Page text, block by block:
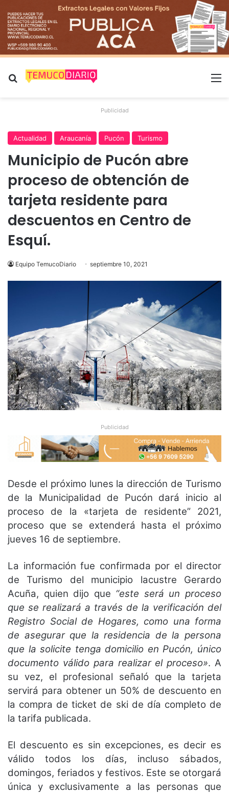
Buscar por
Publicidad
Actualidad Araucanía Pucón Turismo
Municipio de Pucón abre
proceso de obtención de
tarjeta residente para
descuentos en Centro de
Esquí.
Equipo TemucoDiario septiembre 10, 2021
Publicidad
Desde el próximo lunes la dirección de Turismo
de la Municipalidad de Pucón dará inicio al
proceso de la «tarjeta de residente” 2021,
proceso que se extenderá hasta el próximo
jueves 16 de septiembre.
La información fue confirmada por el director
de Turismo del municipio lacustre Gerardo
Acuña, quien dijo que “este será un proceso
que se realizará a través de la verificación del
Registro Social de Hogares, como una forma
de asegurar que la residencia de la persona
que la solicite tenga domicilio en Pucón, único
documento válido para realizar el proceso». A
su vez, el profesional señaló que la tarjeta
servirá para obtener un 50% de descuento en
la compra de ticket de ski de día completo de
la tarifa publicada.
El descuento es sin excepciones, es decir es
válido todos los días, incluso sábados,
domingos, feriados y festivos. Este se otorgará
única y exclusivamente a las personas que